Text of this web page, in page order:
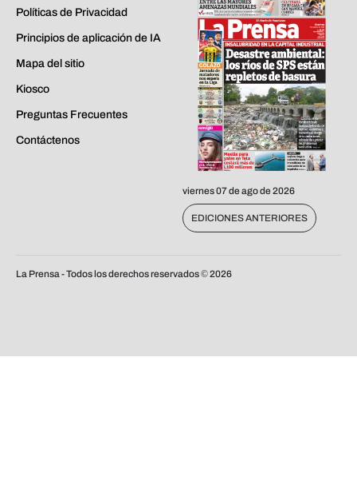
Políticas de Privacidad
Principios de aplicación de IA
Mapa del sitio
Kiosco
Preguntas Frecuentes
Contáctenos
viernes 07 de ago de 2026
EDICIONES ANTERIORES
La Prensa - Todos los derechos reservados ©2026